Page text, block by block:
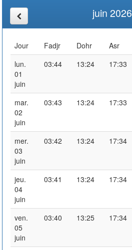
juin 2026
Jour Fadjr Dohr Asr
lun.
01
juin
03:44 13:24 17:33
mar.
02
juin
03:43 13:24 17:33
mer.
03
juin
03:42 13:24 17:34
jeu.
04
juin
03:41 13:24 17:34
ven.
05
juin
03:40 13:25 17:34